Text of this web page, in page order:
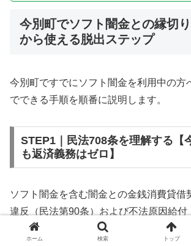
今別町でソフト闇金との縁切
から使える脱出ステップ
今別町ですでにソフト闇金を利用中の方
でできる手順を順番に説明します。
STEP1｜民法708条を理解する【
も返済義務はゼロ】
ソフト闇金を含む闇金との金銭消費貸借
違反（民法第90条）および不法原因給付
に該当するため、法的には無効です。今
ホーム 検索 トップ